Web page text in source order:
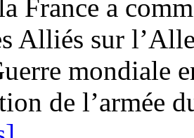
France a
Alliés sur
mondiale
de l’armée